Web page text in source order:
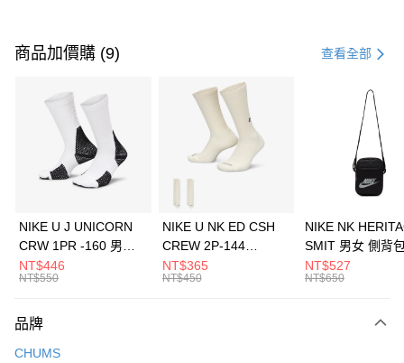
信用卡一次付款
3 期 0 利率 每期 21家銀行
合作金庫商業銀行
第一商業銀行
華南商業銀行
彰化商業銀行
上海商業儲蓄銀行
元大商業銀行
台灣樂天信用卡公司
Apple Pay
全盈+PAY
AFTEE先享後付
【關於「AFTEE先享後付」】
便利好安心！
運送方式
商品加價購 (9) 查看全部
NIKE U J UNICORN
CRW 1PR -160 男女
中統襪 FZ3393100
NT$446
NT$550
NIKE U NK ED CSH
CREW 2P-144
EMBRDY 男女 短統襪
FZ3073133
NT$365
NT$450
NIKE NK
SMIT 男女 側背
BA5871010
NT$527
NT$650
品牌
CHUMS